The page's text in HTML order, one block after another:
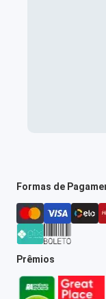
Formas de
Prêmios